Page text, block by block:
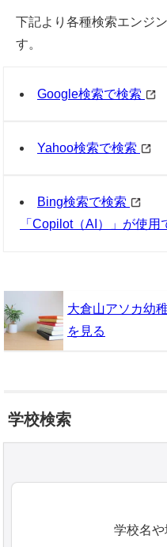
下記より各種検索エンジ
す。
Google検索で検索
Yahoo検索で検索
Bing検索で検索
「Copilot（AI）」が使用
大倉山アソカ幼
を見る
学校検索
学校名